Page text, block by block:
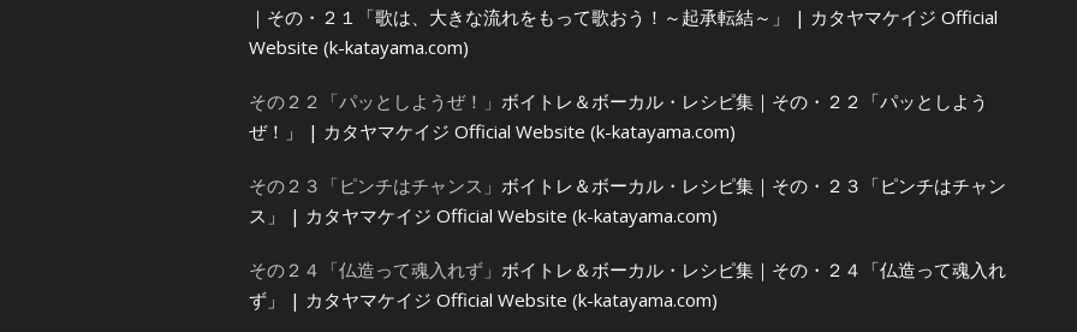
｜その・２１「歌は、大きな流れをもって歌おう！～起承転結～」 | カタヤマケイジ Official
Website (k-katayama.com)
その２２「パッとしようぜ！」 ボイトレ＆ボーカル・レシピ集｜その・２２「パッとしよう
ぜ！」 | カタヤマケイジ Official Website (k-katayama.com)
その２３「ピンチはチャンス」 ボイトレ＆ボーカル・レシピ集｜その・２３「ピンチはチャン
ス」 | カタヤマケイジ Official Website (k-katayama.com)
その２４「仏造って魂入れず」 ボイトレ＆ボーカル・レシピ集｜その・２４「仏造って魂入れ
ず」 | カタヤマケイジ Official Website (k-katayama.com)